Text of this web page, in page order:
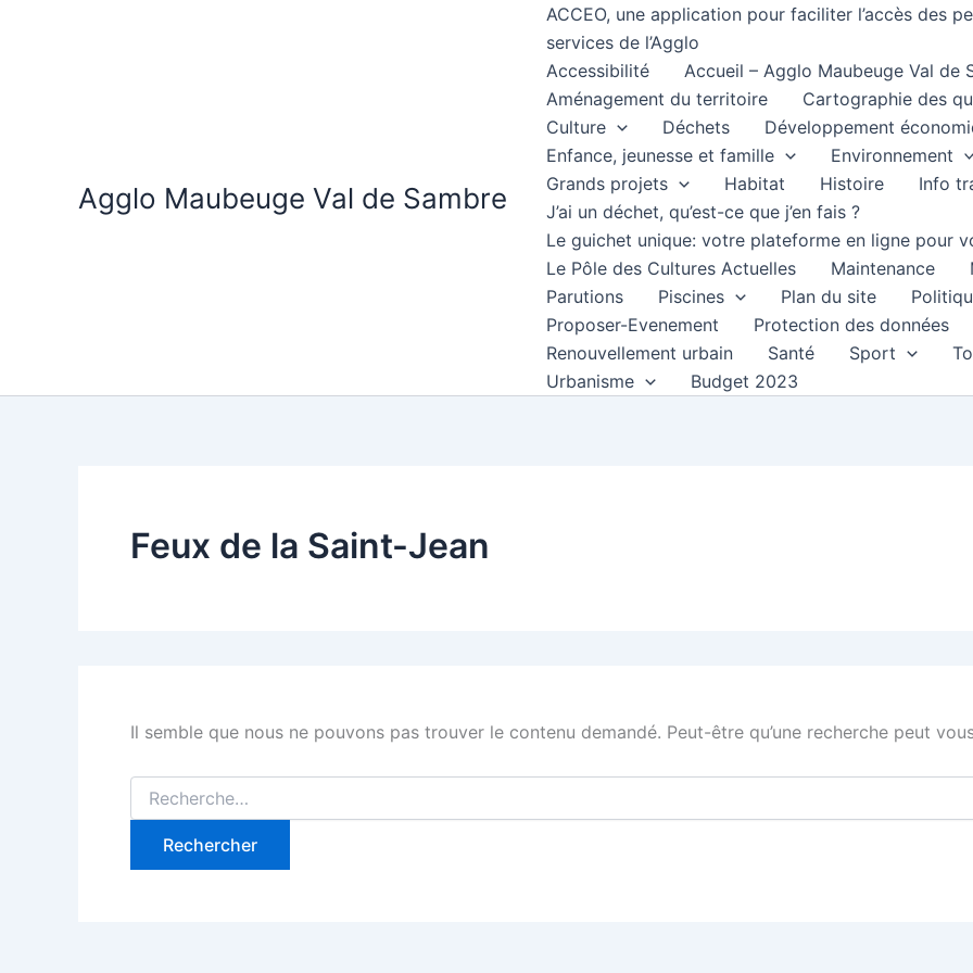
Agglo Maubeuge Val de Sambre
ACCEO, une application pour faciliter l’accès des
services de l’Agglo
Accessibilité
Accueil – Agglo Maubeuge Val de
Aménagement du territoire
Cartographie des
Culture
Déchets
Développement
Enfance, jeunesse et famille
Environnement
Grands projets
Habitat Histoire
Info
J’ai un déchet, qu’est-ce que j’en fais ?
Le guichet unique: votre plateforme en ligne pour
Le Pôle des Cultures Actuelles
Maintenance
Parutions
Piscines Plan du site
Proposer-Evenement
Protection des données
Renouvellement urbain
Santé Sport
Urbanisme
Budget 2023
Feux de la Saint-Jean
Il semble que nous ne pouvons pas trouver le contenu demandé. Peut-être qu’une recherche peut
Rechercher :